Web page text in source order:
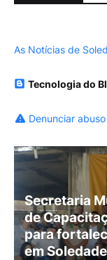
As Notícias de
Tecnologia do
Denunciar abuso
Secretaria
de
para
em